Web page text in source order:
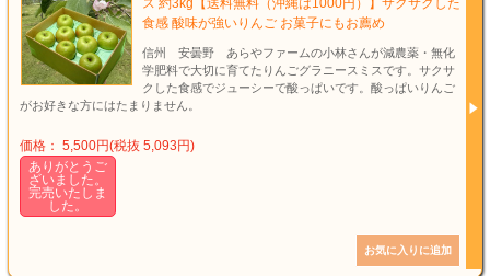
ス 約3kg【送料無料（沖縄は1000円）】サクサクした
食感 酸味が強いりんご お菓子にもお薦め
信州 安曇野 あらやファームの小林さんが減農薬・無化
学肥料で大切に育てたりんごグラニースミスです。サクサ
クした食感でジューシーで酸っぱいです。酸っぱいりんご
がお好きな方にはたまりません。
価格： 5,500円(税抜 5,093円)
ありがとうご
ざいました。
完売いたしま
した。